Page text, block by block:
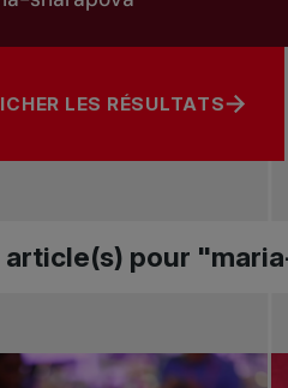
par sujet, joueur ou autre
LES RÉSULTATS
article(s) pour